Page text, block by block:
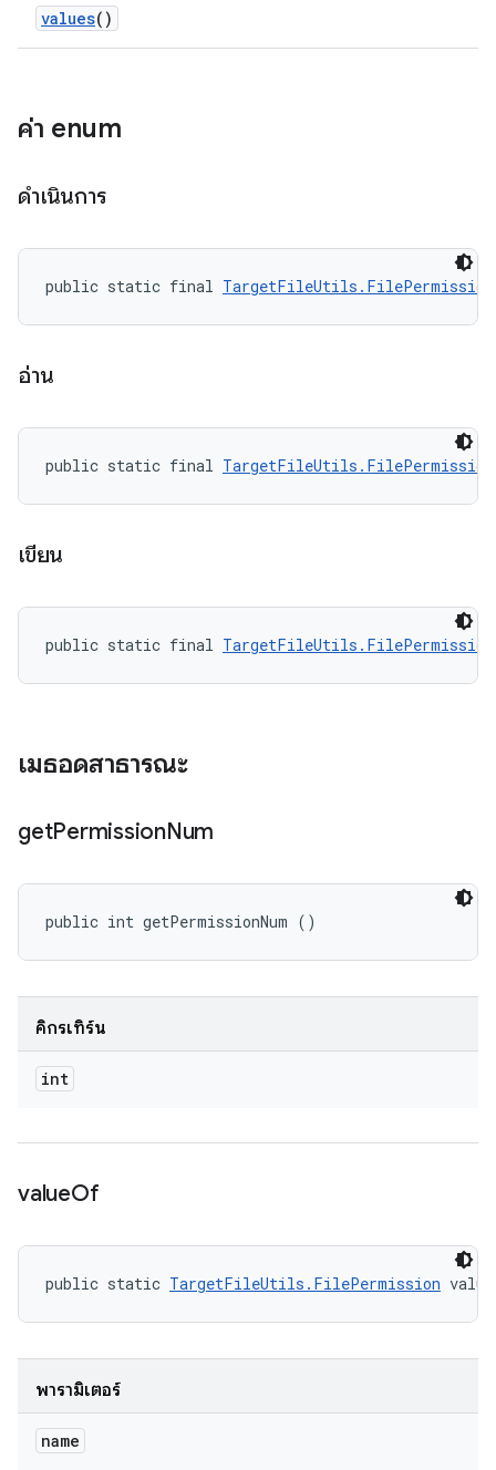
values()
ค่า enum
ดำเนินการ
public static final TargetFileUtils.FilePermission
อ่าน
public static final TargetFileUtils.FilePermission
เขียน
public static final TargetFileUtils.FilePermission
เมธอดสาธารณะ
getPermissionNum
public int getPermissionNum ()
คิกรีเทิร์น
int
valueOf
public static TargetFileUtils.FilePermission
พารามิเตอร์
name